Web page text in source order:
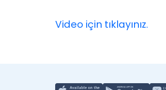
Video için tıklayınız.